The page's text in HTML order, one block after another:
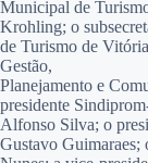
Municipal de
Krohling; o
de Turismo de
Gestão,
Planejamento e
presidente
Alfonso Silva; o
Gustavo Guimaraes;